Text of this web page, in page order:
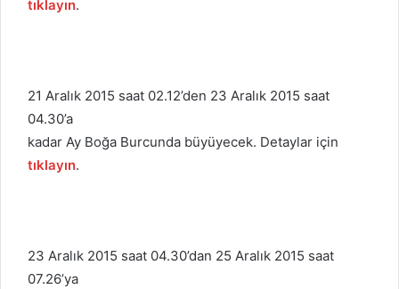
tıklayın.
21 Aralık 2015 saat 02.12’den 23 Aralık 2015 saat
04.30’a
kadar Ay Boğa Burcunda büyüyecek. Detaylar için
tıklayın.
23 Aralık 2015 saat 04.30’dan 25 Aralık 2015 saat
07.26’ya